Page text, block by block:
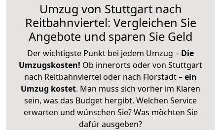
Umzug von Stuttgart nach
Reitbahnviertel: Vergleichen Sie
Angebote und sparen Sie Geld
Der wichtigste Punkt bei jedem Umzug – Die
Umzugskosten! Ob innerorts oder von Stuttgart
nach Reitbahnviertel oder nach Florstadt –ein
Umzug kostet. Man muss sich vorher im Klaren
sein, was das Budget hergibt. Welchen Service
erwarten und wünschen Sie? Was möchten Sie
dafür ausgeben?